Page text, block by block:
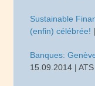
Sustainable
(enfin) célébrée!
Banques:
15.09.2014 | ATS